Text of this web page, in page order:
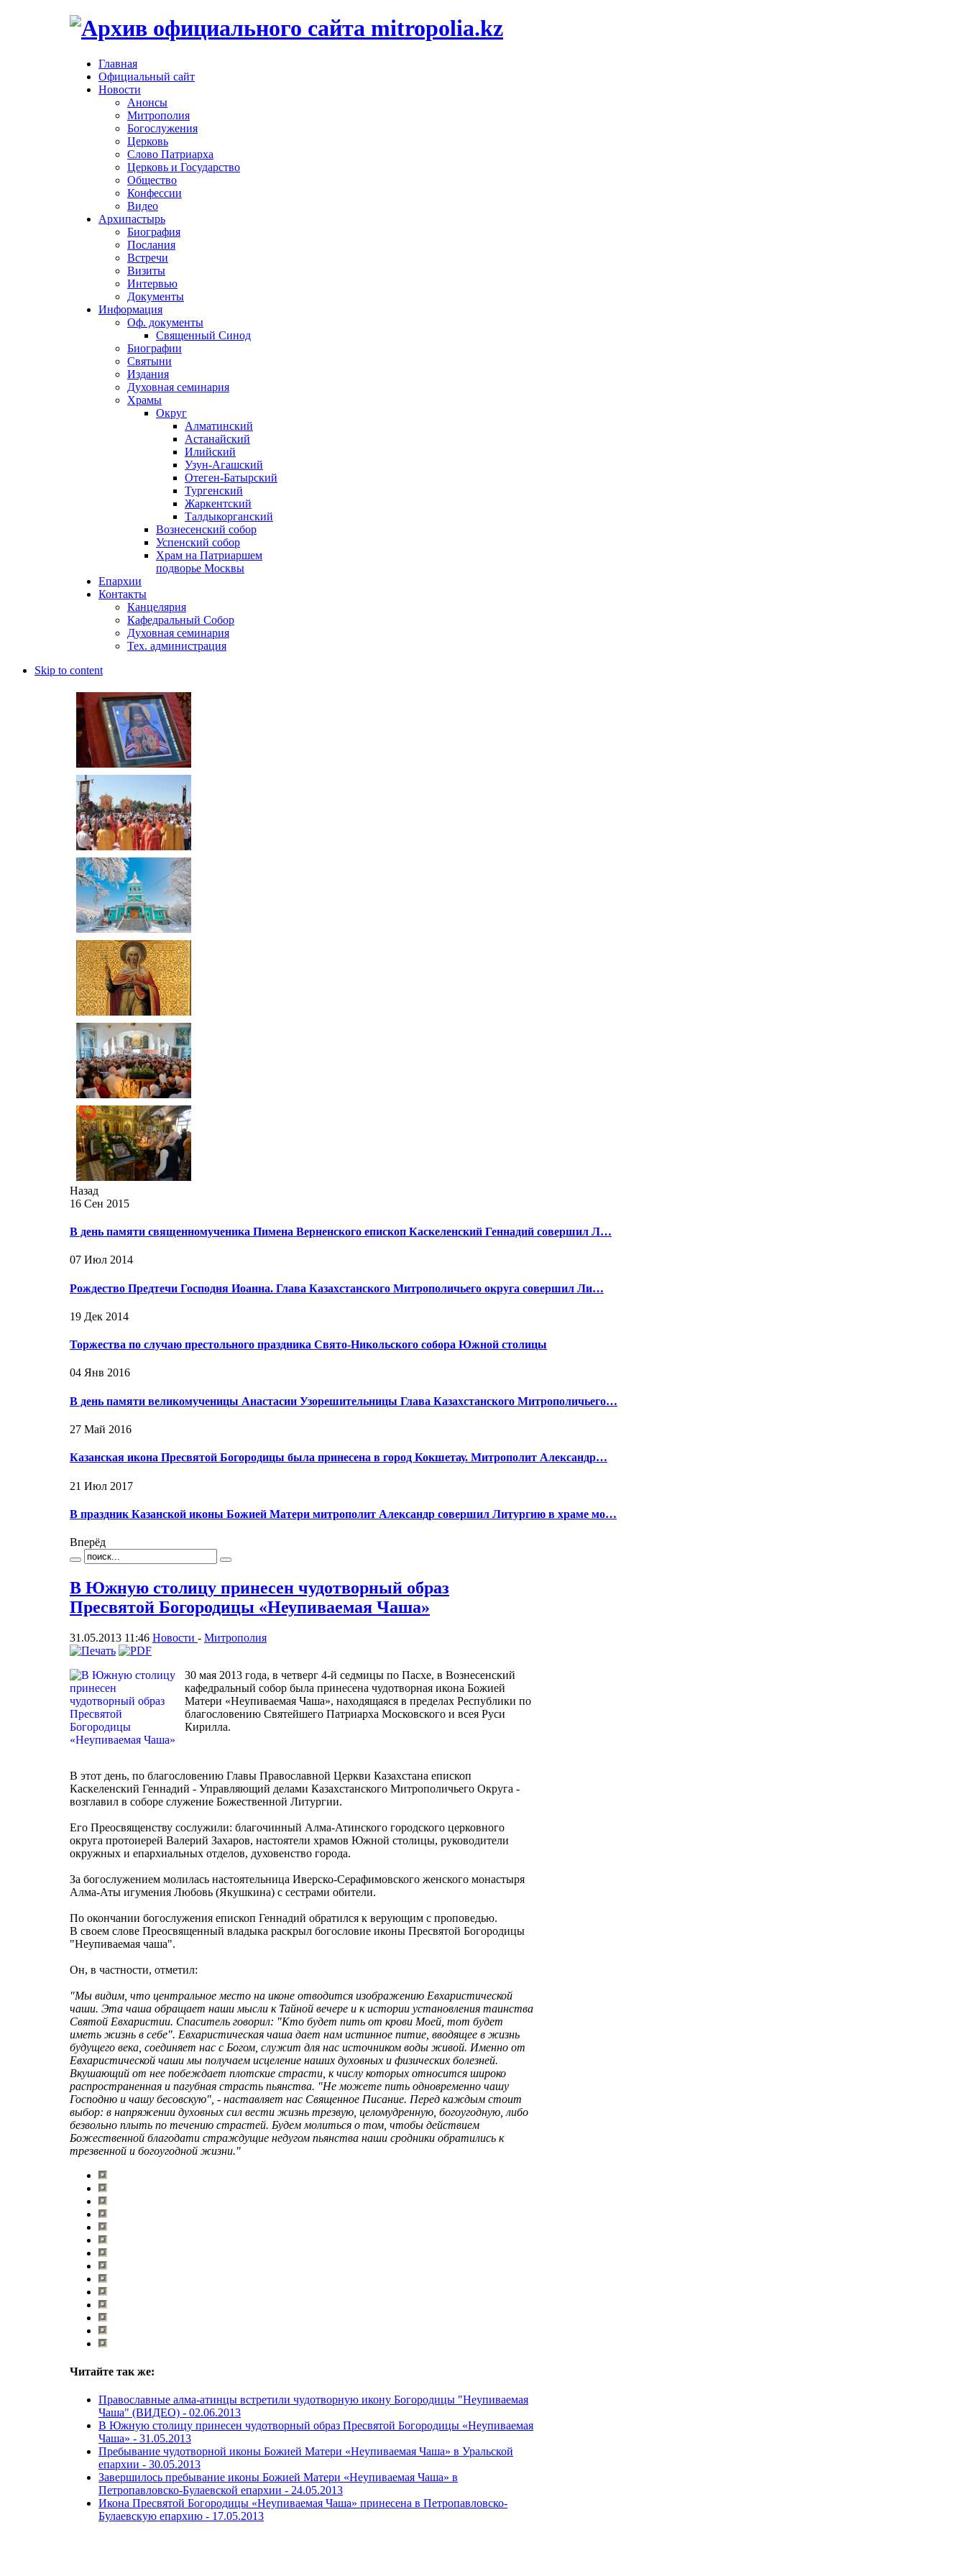
Главная
Официальный сайт
Новости
Анонсы
Митрополия
Богослужения
Церковь
Слово Патриарха
Церковь и Государство
Общество
Конфессии
Видео
Архипастырь
Биография
Послания
Встречи
Визиты
Интервью
Документы
Информация
Оф. документы
Священный Синод
Биографии
Святыни
Издания
Духовная семинария
Храмы
Округ
Алматинский
Астанайский
Илийский
Узун-Агашский
Отеген-Батырский
Тургенский
Жаркентский
Талдыкорганский
Вознесенский собор
Успенский собор
Храм на Патриаршем
подворье Москвы
Епархии
Контакты
Канцелярия
Кафедральный Собор
Духовная семинария
Тех. администрация
Skip to content
Назад
16 Сен 2015
В день памяти священномученика Пимена Верненского епископ Каскеленский Геннадий совершил Л…
07 Июл 2014
Рождество Предтечи Господня Иоанна. Глава Казахстанского Митрополичьего округа совершил Ли…
19 Дек 2014
Торжества по случаю престольного праздника Свято-Никольского собора Южной столицы
04 Янв 2016
В день памяти великомученицы Анастасии Узорешительницы Глава Казахстанского Митрополичьего…
27 Май 2016
Казанская икона Пресвятой Богородицы была принесена в город Кокшетау. Митрополит Александр…
21 Июл 2017
В праздник Казанской иконы Божией Матери митрополит Александр совершил Литургию в храме мо…
Вперёд
В Южную столицу принесен чудотворный образ
Пресвятой Богородицы «Неупиваемая Чаша»
31.05.2013 11:46 Новости - Митрополия
30 мая 2013 года, в четверг 4-й седмицы по Пасхе, в Вознесенский
кафедральный собор была принесена чудотворная икона Божией
Матери «Неупиваемая Чаша», находящаяся в пределах Республики по
благословению Святейшего Патриарха Московского и всея Руси
Кирилла.
В этот день, по благословению Главы Православной Церкви Казахстана епископ
Каскеленский Геннадий - Управляющий делами Казахстанского Митрополичьего Округа -
возглавил в соборе служение Божественной Литургии.
Его Преосвященству сослужили: благочинный Алма-Атинского городского церковного
округа протоиерей Валерий Захаров, настоятели храмов Южной столицы, руководители
окружных и епархиальных отделов, духовенство города.
За богослужением молилась настоятельница Иверско-Серафимовского женского монастыря
Алма-Аты игумения Любовь (Якушкина) с сестрами обители.
По окончании богослужения епископ Геннадий обратился к верующим с проповедью.
В своем слове Преосвященный владыка раскрыл богословие иконы Пресвятой Богородицы
"Неупиваемая чаша".
Он, в частности, отметил:
"Мы видим, что центральное место на иконе отводится изображению Евхаристической
чаши. Эта чаша обращает наши мысли к Тайной вечере и к истории установления таинства
Святой Евхаристии. Спаситель говорил: "Кто будет пить от крови Моей, тот будет
иметь жизнь в себе". Евхаристическая чаша дает нам истинное питие, вводящее в жизнь
будущего века, соединяет нас с Богом, служит для нас источником воды живой. Именно от
Евхаристической чаши мы получаем исцеление наших духовных и физических болезней.
Вкушающий от нее побеждает плотские страсти, к числу которых относится широко
распространенная и пагубная страсть пьянства. "Не можете пить одновременно чашу
Господню и чашу бесовскую", - наставляет нас Священное Писание. Перед каждым стоит
выбор: в напряжении духовных сил вести жизнь трезвую, целомудренную, богоугодную, либо
безвольно плыть по течению страстей. Будем молиться о том, чтобы действием
Божественной благодати страждущие недугом пьянства наши сродники обратились к
трезвенной и богоугодной жизни."
Читайте так же:
Православные алма-атинцы встретили чудотворную икону Богородицы "Неупиваемая
Чаша" (ВИДЕО) - 02.06.2013
В Южную столицу принесен чудотворный образ Пресвятой Богородицы «Неупиваемая
Чаша» - 31.05.2013
Пребывание чудотворной иконы Божией Матери «Неупиваемая Чаша» в Уральской
епархии - 30.05.2013
Завершилось пребывание иконы Божией Матери «Неупиваемая Чаша» в
Петропавловско-Булаевской епархии - 24.05.2013
Икона Пресвятой Богородицы «Неупиваемая Чаша» принесена в Петропавловско-
Булаевскую епархию - 17.05.2013